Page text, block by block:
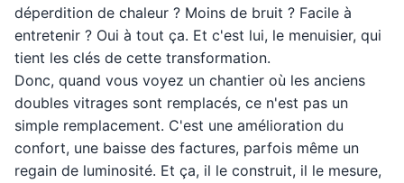
déperdition de chaleur ? Moins de bruit ? Facile à
entretenir ? Oui à tout ça. Et c'est lui, le menuisier, qui
tient les clés de cette transformation.
Donc, quand vous voyez un chantier où les anciens
doubles vitrages sont remplacés, ce n'est pas un
simple remplacement. C'est une amélioration du
confort, une baisse des factures, parfois même un
regain de luminosité. Et ça, il le construit, il le mesure,